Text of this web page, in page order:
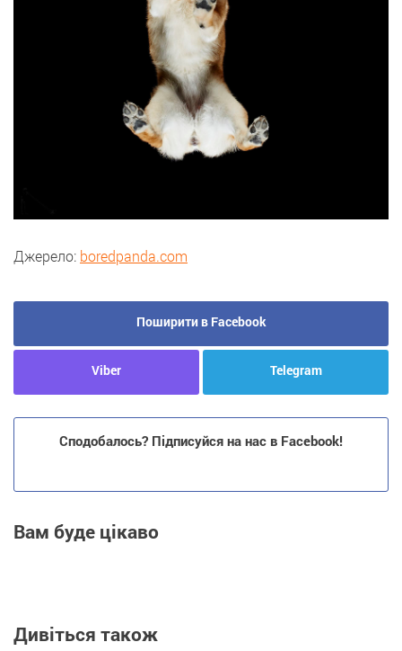
Джерело: boredpanda.com
Поширити в Facebook
Viber Telegram
Сподобалось? Підписуйся на нас в Facebook!
Вам буде цікаво
Дивіться також